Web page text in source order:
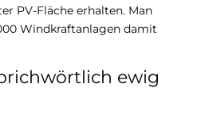
PV-Fläche erhalten. Man
Windkraftanlagen damit
ewig